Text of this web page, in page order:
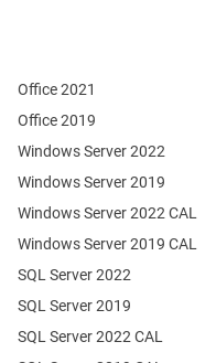
Office 2021
Office 2019
Windows Server 2022
Windows Server 2019
SQL Server 2022
SQL Server 2019
Windows Server 2022 CAL
Windows Server 2019 CAL
SQL Server 2022 CAL